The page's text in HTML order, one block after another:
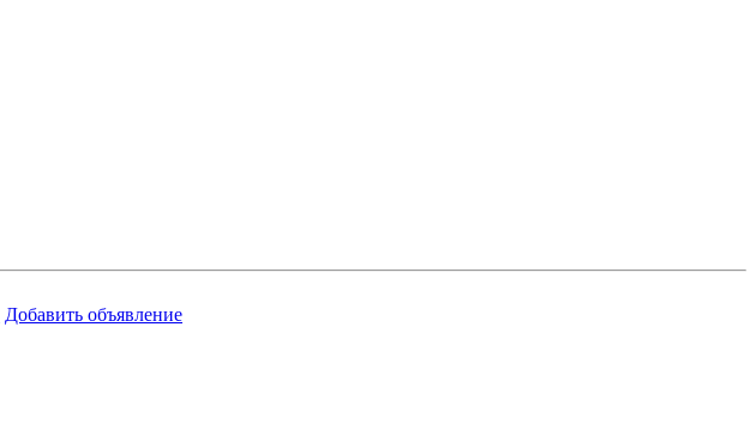
Добавить объявление